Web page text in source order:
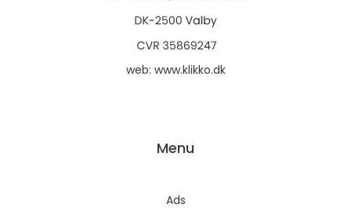
web: www.klikko.dk
Menu
Ads